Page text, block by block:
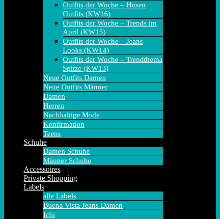
Outfits der Woche – Hosen
Outfits (KW16)
Outfits der Woche – Trends im
April (KW15)
Outfits der Woche – Jeans
Looks (KW14)
Outfits der Woche – Trendthema
Spitze (KW13)
Neue Outfits Damen
Neue Outfits Männer
Damen
Herren
Nachhaltige Mode
Konfirmation
Teens
Schuhe
Damen Schuhe
Männer Schuhe
Accessoires
Private Shopping
Labels
alle Labels
Buena Vista Jeans Damen
Ichi